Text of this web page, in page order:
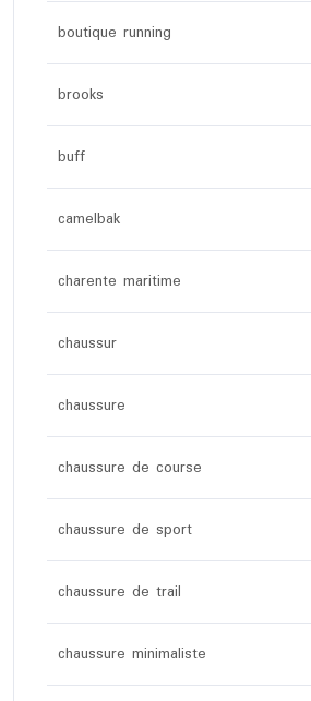
boutique running
brooks
buff
camelbak
charente maritime
chaussur
chaussure
chaussure de course
chaussure de sport
chaussure de trail
chaussure minimaliste